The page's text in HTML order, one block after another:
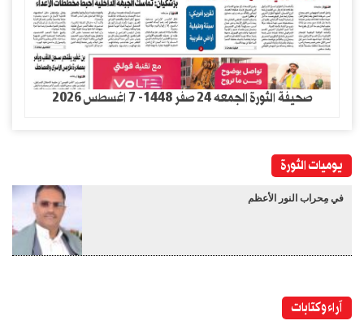
صحيفة الثورة الجمعه 24 صفر 1448- 7 اغسطس 2026
يوميات الثورة
في مِحراب النور الأعظم
آراء وكتابات